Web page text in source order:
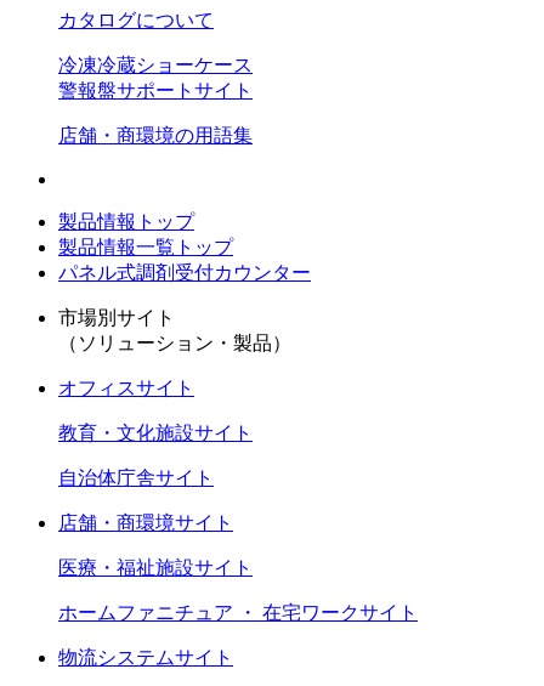
カタログについて
冷凍冷蔵ショーケース
警報盤サポートサイト
店舗・商環境の用語集
製品情報トップ
製品情報一覧トップ
パネル式調剤受付カウンター
市場別サイト
（ソリューション・製品）
オフィスサイト
教育・文化施設サイト
自治体庁舎サイト
店舗・商環境サイト
医療・福祉施設サイト
ホームファニチュア ・ 在宅ワークサイト
物流システムサイト